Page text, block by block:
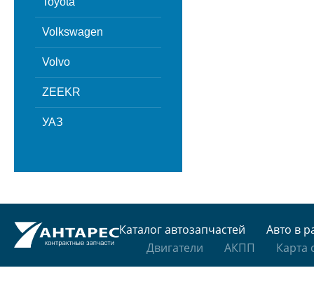
Volkswagen
Volvo
ZEEKR
УАЗ
Каталог автозапчастей
Авто в
Двигатели
АКПП Карта